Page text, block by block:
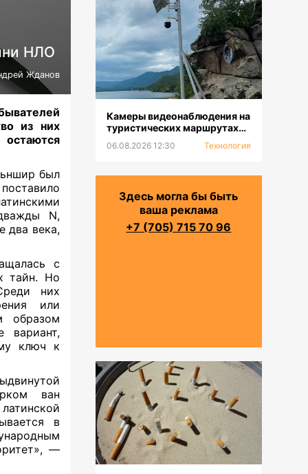
НЛО
Жданов
из них
был
N,
два века,
с
тайн. Но
них
или
образом
вариант,
ключ к
ван
в
—
Камеры видеонаблюдения на
туристических маршрутах
«Бурабай»
06.08.2026 12:30 Технология
Здесь могла бы быть
ваша реклама
+7 (705) 715 70 96